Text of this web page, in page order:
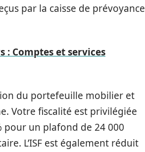
par la caisse de prévoyance
: Comptes et services
du portefeuille mobilier et
Votre fiscalité est privilégiée
pour un plafond de 24 000
L’ISF est également réduit